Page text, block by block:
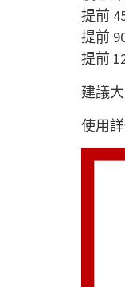
提前
提前
提前
建議
使用詳